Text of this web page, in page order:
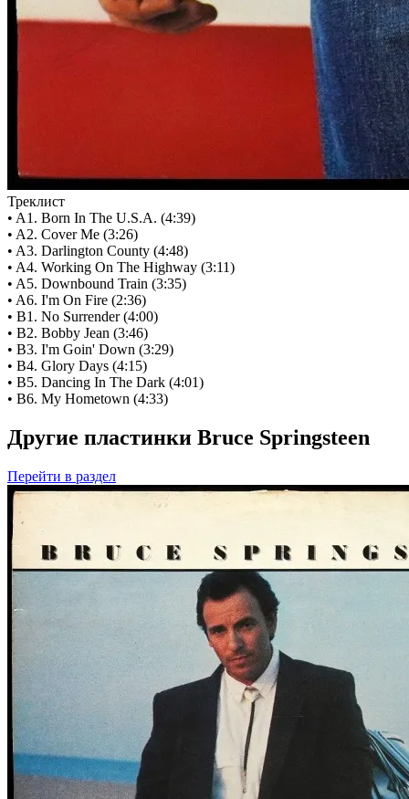
Треклист
• A1. Born In The U.S.A. (4:39)
• A2. Cover Me (3:26)
• A3. Darlington County (4:48)
• A4. Working On The Highway (3:11)
• A5. Downbound Train (3:35)
• A6. I'm On Fire (2:36)
• B1. No Surrender (4:00)
• B2. Bobby Jean (3:46)
• B3. I'm Goin' Down (3:29)
• B4. Glory Days (4:15)
• B5. Dancing In The Dark (4:01)
• B6. My Hometown (4:33)
Другие пластинки Bruce Springsteen
Перейти в раздел